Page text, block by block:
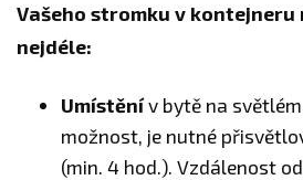
Vašeho stromku v kontejneru
nejdéle:
Umístěnív bytě na
možnost, je nutné
(min. 4 hod.). Vzdálenost